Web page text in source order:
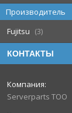
Производитель
Fujitsu
3
КОНТАКТЫ
Serverparts ТОО